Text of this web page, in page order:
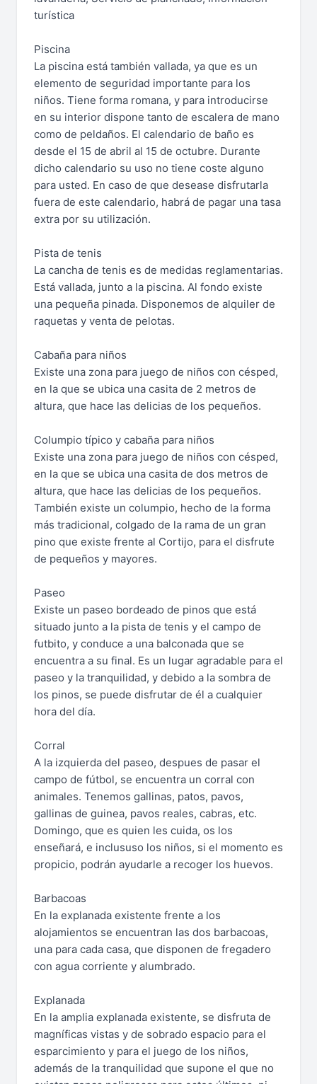
turística
Piscina
La piscina está también vallada, ya que es un
elemento de seguridad importante para los
niños. Tiene forma romana, y para introducirse
en su interior dispone tanto de escalera de mano
como de peldaños. El calendario de baño es
desde el 15 de abril al 15 de octubre. Durante
dicho calendario su uso no tiene coste alguno
para usted. En caso de que desease disfrutarla
fuera de este calendario, habrá de pagar una tasa
extra por su utilización.
Pista de tenis
La cancha de tenis es de medidas reglamentarias.
Está vallada, junto a la piscina. Al fondo existe
una pequeña pinada. Disponemos de alquiler de
raquetas y venta de pelotas.
Cabaña para niños
Existe una zona para juego de niños con césped,
en la que se ubica una casita de 2 metros de
altura, que hace las delicias de los pequeños.
Columpio típico y cabaña para niños
Existe una zona para juego de niños con césped,
en la que se ubica una casita de dos metros de
altura, que hace las delicias de los pequeños.
También existe un columpio, hecho de la forma
más tradicional, colgado de la rama de un gran
pino que existe frente al Cortijo, para el disfrute
de pequeños y mayores.
Paseo
Existe un paseo bordeado de pinos que está
situado junto a la pista de tenis y el campo de
futbito, y conduce a una balconada que se
encuentra a su final. Es un lugar agradable para el
paseo y la tranquilidad, y debido a la sombra de
los pinos, se puede disfrutar de él a cualquier
hora del día.
Corral
A la izquierda del paseo, despues de pasar el
campo de fútbol, se encuentra un corral con
animales. Tenemos gallinas, patos, pavos,
gallinas de guinea, pavos reales, cabras, etc.
Domingo, que es quien les cuida, os los
enseñará, e inclususo los niños, si el momento es
propicio, podrán ayudarle a recoger los huevos.
Barbacoas
En la explanada existente frente a los
alojamientos se encuentran las dos barbacoas,
una para cada casa, que disponen de fregadero
con agua corriente y alumbrado.
Explanada
En la amplia explanada existente, se disfruta de
magníficas vistas y de sobrado espacio para el
esparcimiento y para el juego de los niños,
además de la tranquilidad que supone el que no